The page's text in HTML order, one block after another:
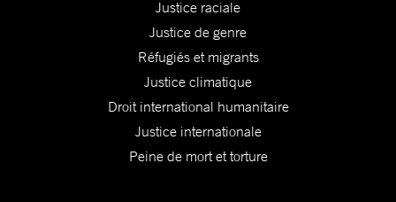
Justice raciale
Justice de genre
Réfugiés et migrants
Justice climatique
Droit international humanitaire
Justice internationale
Peine de mort et torture